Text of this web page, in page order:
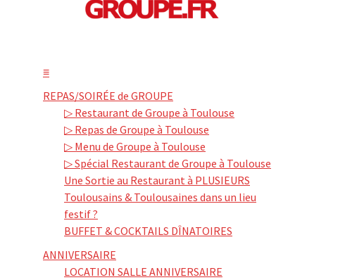
≡
REPAS/SOIRÉE de GROUPE
▷ Restaurant de Groupe à Toulouse
▷ Repas de Groupe à Toulouse
▷ Menu de Groupe à Toulouse
▷ Spécial Restaurant de Groupe à Toulouse
Une Sortie au Restaurant à PLUSIEURS
Toulousains & Toulousaines dans un lieu
festif ?
BUFFET & COCKTAILS DÎNATOIRES
ANNIVERSAIRE
LOCATION SALLE ANNIVERSAIRE